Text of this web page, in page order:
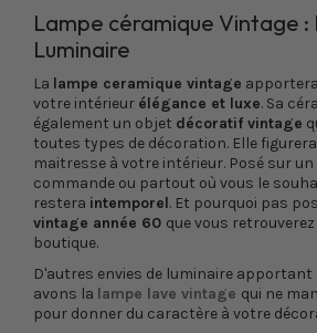
Lampe céramique Vintage :
Luminaire
La lampe ceramique vintage
votre intérieur élégance et luxe. Sa
également un objet décoratif vintage
toutes types de décoration. Elle
maitresse à votre intérieur. Posé sur un
commande ou partout où vous le
restera intemporel. Et pourquoi pas
vintage année 60 que vous
boutique.
D'autres envies de luminaire
avons la lampe lave vintage qui ne
pour donner du caractère à votre